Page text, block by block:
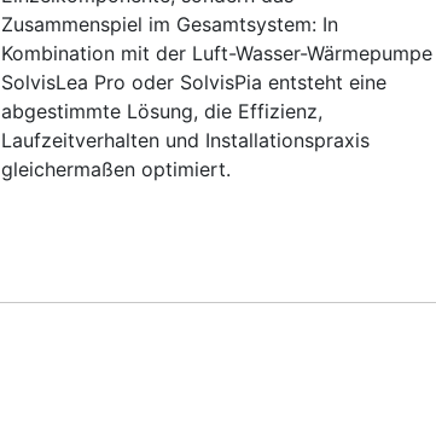
Zusammenspiel im Gesamtsystem: In
Kombination mit der Luft-Wasser-Wärmepumpe
SolvisLea Pro oder SolvisPia entsteht eine
abgestimmte Lösung, die Effizienz,
Laufzeitverhalten und Installationspraxis
gleichermaßen optimiert.